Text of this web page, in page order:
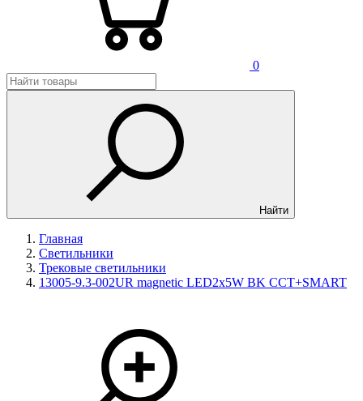
0
Найти
Главная
Светильники
Трековые светильники
13005-9.3-002UR magnetic LED2x5W BK CCT+SMART